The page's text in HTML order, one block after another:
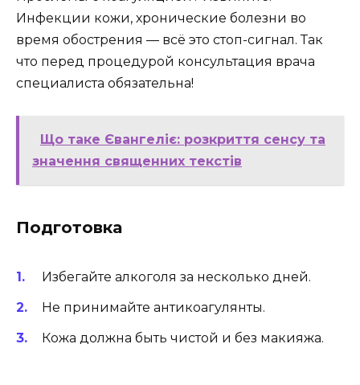
Инфекции кожи, хронические болезни во
время обострения — всё это стоп-сигнал. Так
что перед процедурой консультация врача
специалиста обязательна!
Що таке Євангеліє: розкриття сенсу та
значення священних текстів
Подготовка
Избегайте алкоголя за несколько дней.
Не принимайте антикоагулянты.
Кожа должна быть чистой и без макияжа.